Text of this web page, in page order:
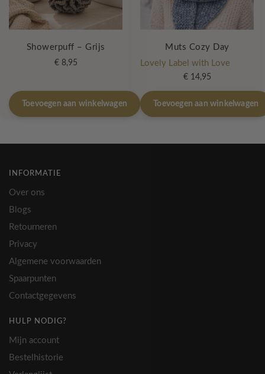
Showerpuff – Grijs
€8,95
Toevoegen aan winkelwagen
Muts Cozy Day
Lovely Label with Love
€14,95
Toevoegen aan winkelwagen
INFORMATIE
Over ons
Blogs
Retourneren
Privacy
Algemene voorwaarden
Spaarpunten
Contactgegevens
HULP NODIG?
Mijn account
Bestelhistorie